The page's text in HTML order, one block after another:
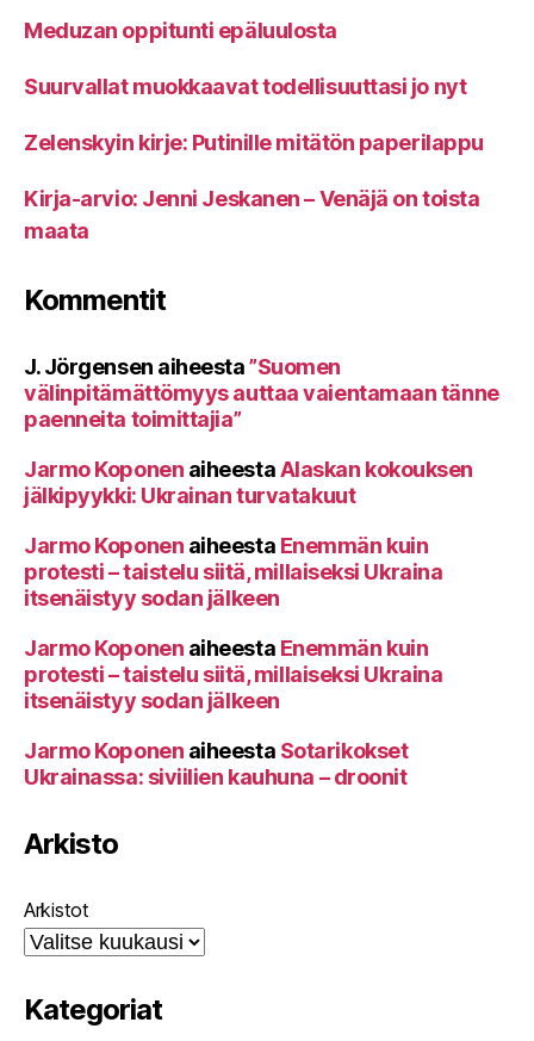
Meduzan oppitunti epäluulosta
Suurvallat muokkaavat todellisuuttasi jo nyt
Zelenskyin kirje: Putinille mitätön paperilappu
Kirja-arvio: Jenni Jeskanen – Venäjä on toista
maata
Kommentit
J. Jörgensen aiheesta”Suomen
välinpitämättömyys auttaa vaientamaan tänne
paenneita toimittajia”
Jarmo Koponen aiheestaAlaskan kokouksen
jälkipyykki: Ukrainan turvatakuut
Jarmo Koponen aiheesta Enemmän kuin
protesti – taistelu siitä, millaiseksi Ukraina
itsenäistyy sodan jälkeen
Jarmo Koponen aiheesta Enemmän kuin
protesti – taistelu siitä, millaiseksi Ukraina
itsenäistyy sodan jälkeen
Jarmo Koponen aiheesta Sotarikokset
Ukrainassa: siviilien kauhuna – droonit
Arkisto
Arkistot
Kategoriat